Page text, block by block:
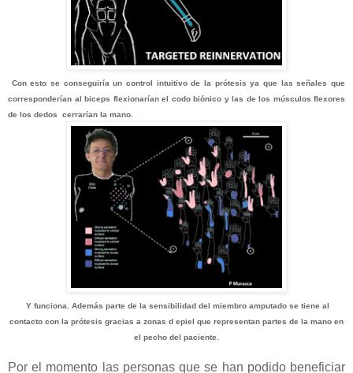
Con esto se conseguiría un control intuitivo de la prótesis ya que las señales que
corresponderían al biceps flexionarían el codo biónico y las de los músculos flexores
de los dedos cerrarían la mano.
Y funciona. Además parte de la sensibilidad del miembro amputado se tiene al
contacto con la prótesis gracias a zonas d epiel que representan partes de la mano en
el pecho del paciente.
Por el momento las personas que se han podido beneficiar